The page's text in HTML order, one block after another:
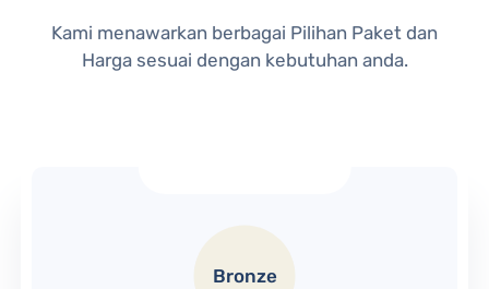
Kami menawarkan berbagai Pilihan Paket dan
Harga sesuai dengan kebutuhan anda.
Bronze